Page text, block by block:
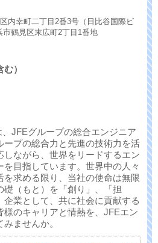
内幸町二丁目2番3号（日比谷国際ビ
鶴見区末広町2丁目1番地
）
JFEグループの総合エンジニア
ープの総合力と先進の技術力を活
しながら、世界をリードするエン
を目指しています。世界中の人々
を求める限り、当社の使命は無限
礎（もと）を「創り」、「担
企業として、共に社会に貢献する
様のキャリアと情熱を、JFEエン
ませんか。